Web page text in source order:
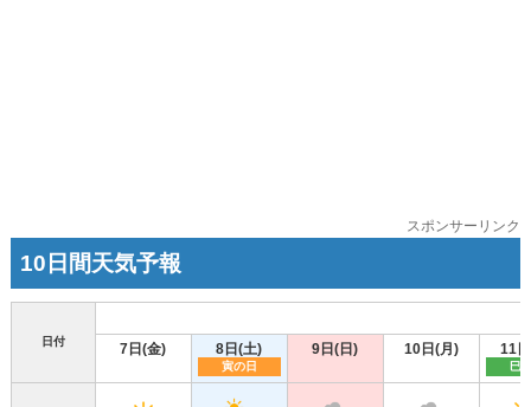
スポンサーリンク
10日間天気予報
日付 7日(金) 8日(土)
寅の日
9日(日) 10日(月) 11
巳